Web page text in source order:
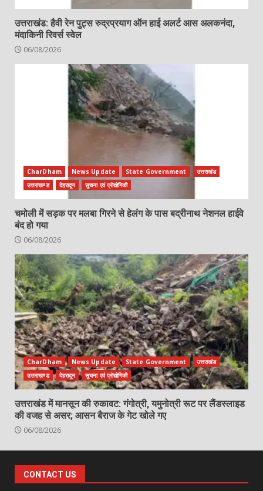
उत्तराखंड: हैवी रेन पुट्स रुद्रप्रयाग ऑन हाई अलर्ट आस अलकनंदा,
मंदाकिनी रिवर्स स्वेल
06/08/2026
CharDham News Update State Government
उत्तराखंड
उत्तराखण्ड
देहरादून सुचना एवं प्रोद्योगिकी
चमोली में सड़क पर मलबा गिरने से हेलंग के पास बद्रीनाथ नेशनल हाईवे
बंद हो गया
06/08/2026
CharDham News Update State Government
उत्तराखंड
उत्तराखण्ड
देहरादून सुचना एवं प्रोद्योगिकी
उत्तराखंड में मानसून की रुकावट: गंगोत्री, यमुनोत्री रूट पर लैंडस्लाइड
की वजह से असर; आसन बैराज के गेट खोले गए
06/08/2026
CONTACT US